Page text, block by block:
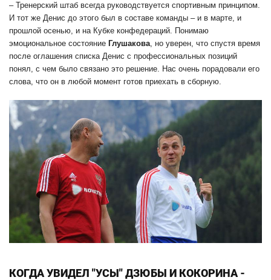
– Тренерский штаб всегда руководствуется спортивным принципом.
И тот же Денис до этого был в составе команды – и в марте, и
прошлой осенью, и на Кубке конфедераций. Понимаю
эмоциональное состояние Глушакова, но уверен, что спустя время
после оглашения списка Денис с профессиональных позиций
понял, с чем было связано это решение. Нас очень порадовали его
слова, что он в любой момент готов приехать в сборную.
КОГДА УВИДЕЛ "УСЫ" ДЗЮБЫ И КОКОРИНА -